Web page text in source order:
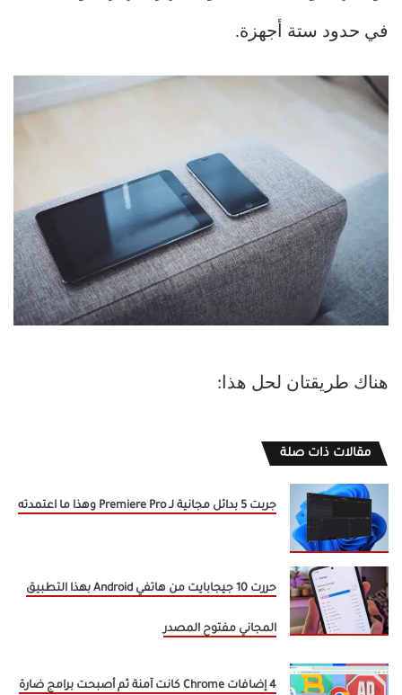
في حدود ستة أجهزة.
هناك طريقتان لحل هذا:
مقالات ذات صلة
جربت 5 بدائل مجانية لـ Premiere Pro وهذا ما اعتمدته
حررت 10 جيجابايت من هاتفي Android بهذا التطبيق
المجاني مفتوح المصدر
4 إضافات Chrome كانت آمنة ثم أصبحت برامج ضارة